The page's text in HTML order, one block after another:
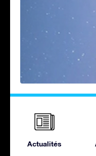
Actualités